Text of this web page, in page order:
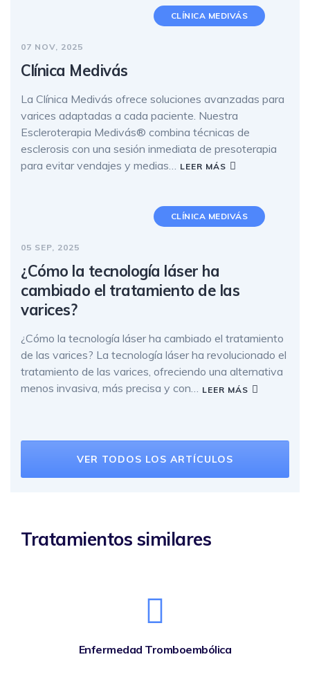
CLÍNICA MEDIVÁS
07 NOV, 2025
Clínica Medivás
La Clínica Medivás ofrece soluciones avanzadas para
varices adaptadas a cada paciente. Nuestra
Escleroterapia Medivás® combina técnicas de
esclerosis con una sesión inmediata de presoterapia
para evitar vendajes y medias…
LEER MÁS
CLÍNICA MEDIVÁS
05 SEP, 2025
¿Cómo la tecnología láser ha
cambiado el tratamiento de las
varices?
¿Cómo la tecnología láser ha cambiado el tratamiento
de las varices? La tecnología láser ha revolucionado el
tratamiento de las varices, ofreciendo una alternativa
menos invasiva, más precisa y con… LEER MÁS
VER TODOS LOS ARTÍCULOS
Tratamientos similares
Enfermedad Tromboembólica